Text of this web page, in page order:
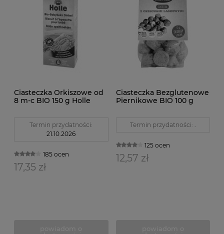
Ciasteczka Orkiszowe od
8 m-c BIO 150 g Holle
Termin przydatności:
21.10.2026
185 ocen
17,35 zł
Ciasteczka Bezglutenowe
Piernikowe BIO 100 g
Termin przydatności: .
125 ocen
12,57 zł